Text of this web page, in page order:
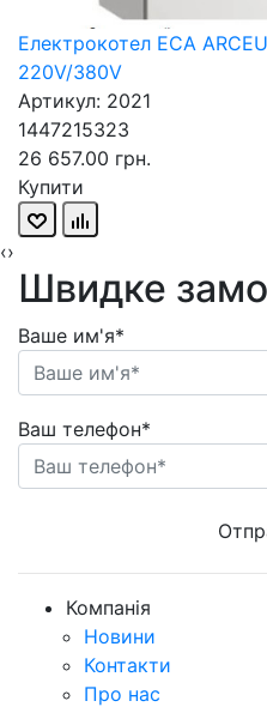
Електрокотел ECA
220V/380V
Артикул: 2021
1447215323
26 657.00 грн.
Купити
‹›
Швидке
Ваше им'я*
Ваш телефон*
Компанія
Новини
Контакти
Про нас